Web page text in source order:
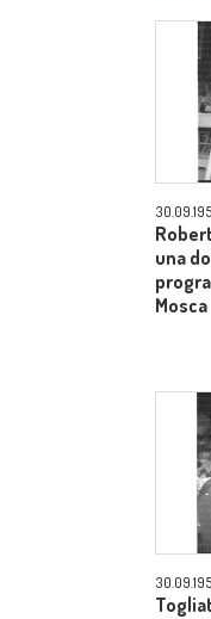
una
Mosca